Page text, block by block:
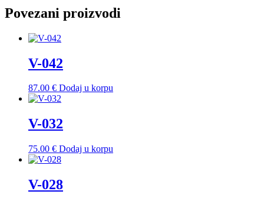
Povezani proizvodi
V-042
87.00 € Dodaj u korpu
V-032
75.00 € Dodaj u korpu
V-028